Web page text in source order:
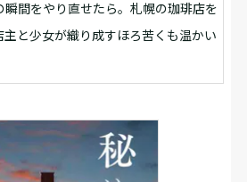
間をやり直せたら――。札幌の珈琲店を
主と少女が織り成すほろ苦くも温かい